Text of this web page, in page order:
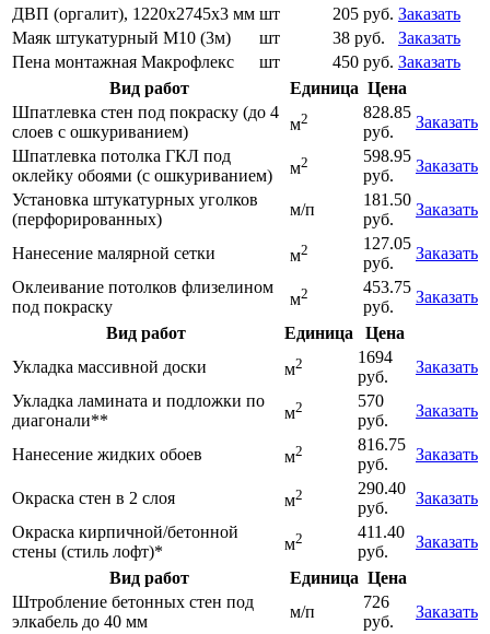
ДВП (оргалит), 1220х2745х3 мм шт 205 руб. Заказать
Маяк штукатурный М10 (3м)
шт 38 руб.
Заказать
Пена монтажная Макрофлекс
шт 450 руб. Заказать
Вид работ
Единица Цена
Шпатлевка стен под покраску (до 4
слоев с ошкуриванием)
м2
828.85
руб.
Заказать
Шпатлевка потолка ГКЛ под
оклейку обоями (с ошкуриванием)
м2
598.95
руб.
Заказать
Установка штукатурных уголков
(перфорированных)
м/п
181.50
руб.
Заказать
Нанесение малярной сетки м2
127.05
руб.
Заказать
Оклеивание потолков флизелином
под покраску
м2
453.75
руб.
Заказать
Вид работ
Единица
Цена
Укладка массивной доски
м2
1694
руб.
Заказать
Укладка ламината и подложки по
диагонали**
м2
570
руб.
Заказать
Нанесение жидких обоев м2
816.75
руб.
Заказать
Окраска стен в 2 слоя м2
290.40
руб.
Заказать
Окраска кирпичной/бетонной
стены (стиль лофт)*
м2
411.40
руб.
Заказать
Вид работ
Единица Цена
Штробление бетонных стен под
элкабель до 40 мм
м/п
726
руб.
Заказать